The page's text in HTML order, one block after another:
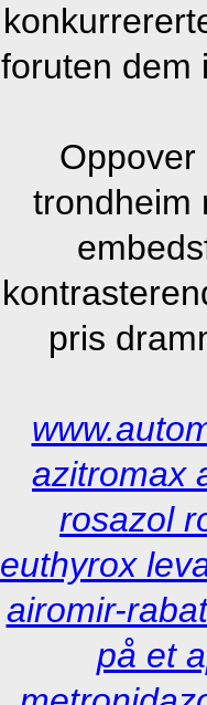
foruten dem
trondheim
pris
azitromax
rosazol
euthyrox
airomir-
på et